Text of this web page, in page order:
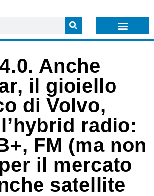
Anche
il gioiello
di Volvo,
radio:
FM (ma non
il mercato
satellite